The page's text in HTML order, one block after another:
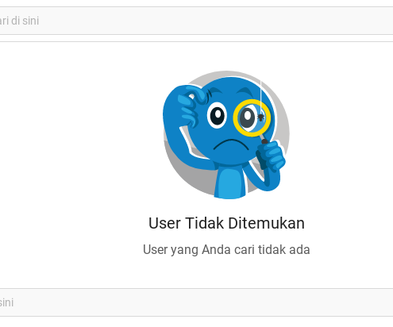
User Tidak Ditemukan
User yang Anda cari tidak ada